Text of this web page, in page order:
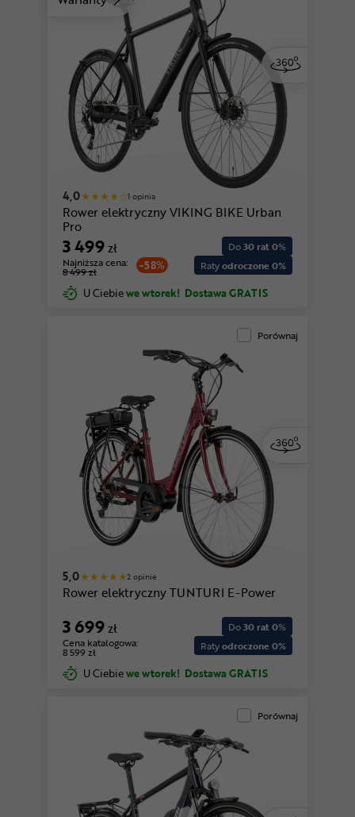
4,0 1 opinia
Rower elektryczny VIKING BIKE Urban
Pro
3 499zł
-58%
Najniższa cena:
8 499 zł
Do30 rat 0%
Ratyodroczone 0%
U Ciebiewe wtorek! Dostawa GRATIS
Porównaj
5,0 2 opinie
Rower elektryczny TUNTURI E-Power
3 699zł
Cena katalogowa:
8 599 zł
Do30 rat 0%
Ratyodroczone 0%
U Ciebiewe wtorek! Dostawa GRATIS
Porównaj